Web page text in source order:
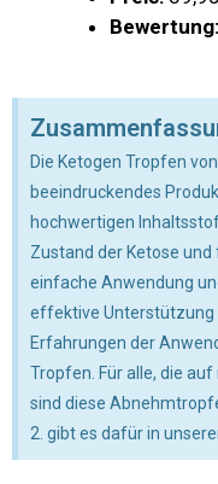
Bewertung:
Die Ketogen Tropfen
beeindruckendes
hochwertigen
Zustand der Ketose
einfache Anwendung
effektive Unterstützung
Erfahrungen der
Tropfen. Für alle, die
sind diese
2. gibt es dafür in